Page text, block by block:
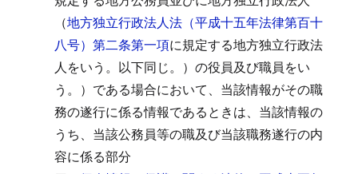
（地方独立行政法人法（平成十五年法律第百十
八号）第二条第一項に規定する地方独立行政法
人をいう。以下同じ。）の役員及び職員をい
う。）である場合において、当該情報がその職
務の遂行に係る情報であるときは、当該情報の
うち、当該公務員等の職及び当該職務遂行の内
容に係る部分